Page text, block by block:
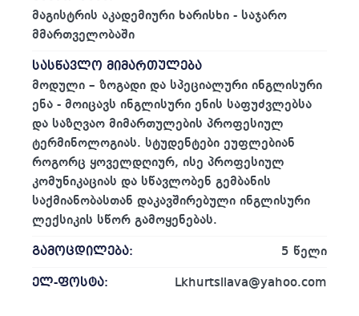
მაგისტრის აკადემიური ხარისხი - საჯარო
მმართველობაში
სასწავლო მიმართულება
მოდული – ზოგადი და სპეციალური ინგლისური
ენა - მოიცავს ინგლისური ენის საფუძვლებსა
და საზღვაო მიმართულების პროფესიულ
ტერმინოლოგიას. სტუდენტები ეუფლებიან
როგორც ყოველდღიურ, ისე პროფესიულ
კომუნიკაციას და სწავლობენ გემბანის
საქმიანობასთან დაკავშირებული ინგლისური
ლექსიკის სწორ გამოყენებას.
გამოცდილება: 5 წელი
ელ-ფოსტა: Lkhurtsilava@yahoo.com